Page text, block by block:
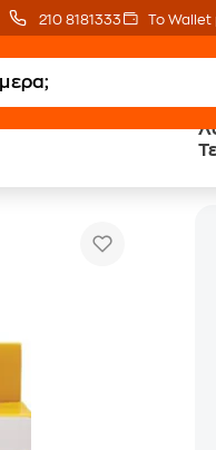
210 8181333 Το Wallet